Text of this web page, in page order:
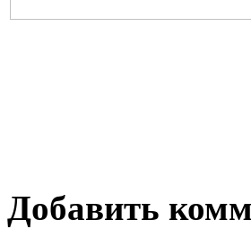
Добавить